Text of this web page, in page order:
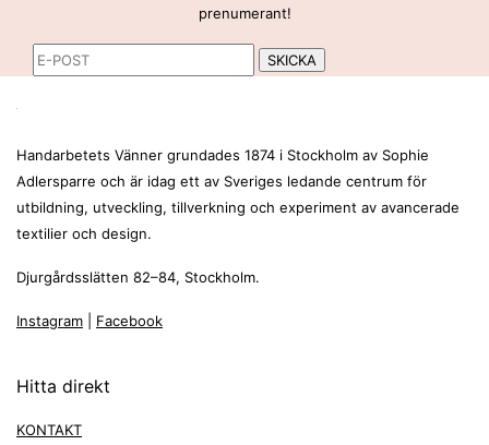
prenumerant!
Handarbetets Vänner grundades 1874 i Stockholm av Sophie
Adlersparre och är idag ett av Sveriges ledande centrum för
utbildning, utveckling, tillverkning och experiment av avancerade
textilier och design.
Djurgårdsslätten 82–84, Stockholm.
Instagram Facebook
Hitta direkt
KONTAKT